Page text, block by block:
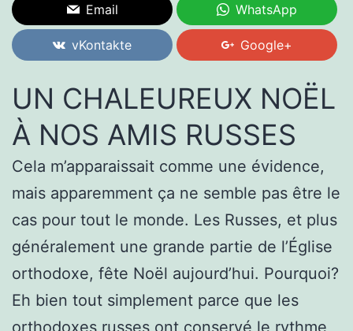
Email WhatsApp
vKontakte Google+
UN CHALEUREUX NOËL
À NOS AMIS RUSSES
Cela m’apparaissait comme une évidence,
mais apparemment ça ne semble pas être le
cas pour tout le monde. Les Russes, et plus
généralement une grande partie de l’Église
orthodoxe, fête Noël aujourd’hui. Pourquoi?
Eh bien tout simplement parce que les
orthodoxes russes ont conservé le rythme